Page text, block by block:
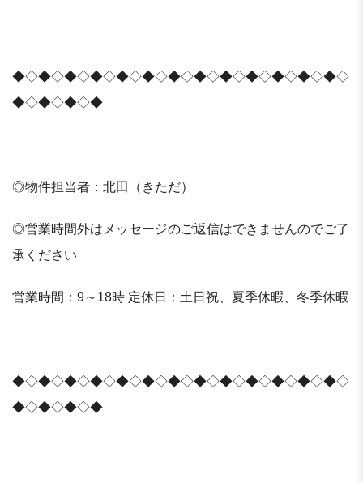
◆◇◆◇◆◇◆◇◆◇◆◇◆◇◆◇◆◇◆◇◆◇◆◇◆◇
◆◇◆◇◆◇◆
◎物件担当者：北田（きただ）
◎営業時間外はメッセージのご返信はできませんのでご了
承ください
営業時間：9～18時 定休日：土日祝、夏季休暇、冬季休暇
◆◇◆◇◆◇◆◇◆◇◆◇◆◇◆◇◆◇◆◇◆◇◆◇◆◇
◆◇◆◇◆◇◆